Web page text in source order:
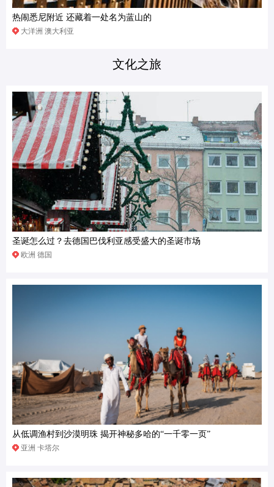
热闹悉尼附近 还藏着一处名为蓝山的
大洋洲 澳大利亚
文化之旅
圣诞怎么过？去德国巴伐利亚感受盛大的圣诞市场
欧洲 德国
从低调渔村到沙漠明珠 揭开神秘多哈的“一千零一页”
亚洲 卡塔尔